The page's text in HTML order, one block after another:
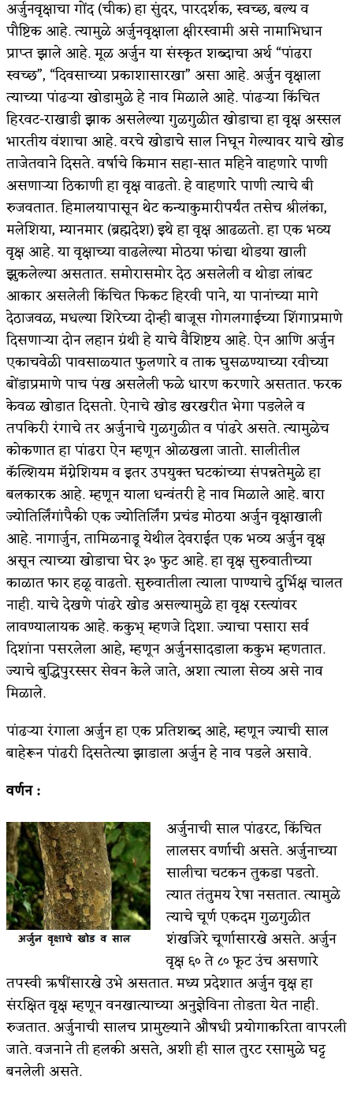
अर्जुनवृक्षाचा गोंद (चीक) हा सुंदर, पारदर्शक, स्वच्छ, बल्य व
पौष्टिक आहे. त्यामुळे अर्जुनवृक्षाला क्षीरस्वामी असे नामाभिधान
प्राप्त झाले आहे. मूळ अर्जुन या संस्कृत शब्दाचा अर्थ “पांढरा
स्वच्छ”, “दिवसाच्या प्रकाशासारखा” असा आहे. अर्जुन वृक्षाला
त्याच्या पांढऱ्या खोडामुळे हे नाव मिळाले आहे. पांढऱ्या किंचित
हिरवट-राखाडी झाक असलेल्या गुळगुळीत खोडाचा हा वृक्ष अस्सल
भारतीय वंशाचा आहे. वरचे खोडाचे साल निघून गेल्यावर याचे खोड
ताजेतवाने दिसते. वर्षाचे किमान सहा-सात महिने वाहणारे पाणी
असणाऱ्या ठिकाणी हा वृक्ष वाढतो. हे वाहणारे पाणी त्याचे बी
रुजवतात. हिमालयापासून थेट कन्याकुमारीपर्यंत तसेच श्रीलंका,
मलेशिया, म्यानमार (ब्रह्मदेश) इथे हा वृक्ष आढळतो. हा एक भव्य
वृक्ष आहे. या वृक्षाच्या वाढलेल्या मोठया फांद्या थोडया खाली
झुकलेल्या असतात. समोरासमोर देठ असलेली व थोडा लांबट
आकार असलेली किंचित फिकट हिरवी पाने, या पानांच्या मागे
देठाजवळ, मधल्या शिरेच्या दोन्ही बाजूस गोगलगाईच्या शिंगाप्रमाणे
दिसणाऱ्या दोन लहान ग्रंथी हे याचे वैशिष्टय आहे. ऐन आणि अर्जुन
एकाचवेळी पावसाळ्यात फुलणारे व ताक घुसळण्याच्या रवीच्या
बोंडाप्रमाणे पाच पंख असलेली फळे धारण करणारे असतात. फरक
केवळ खोडात दिसतो. ऐनाचे खोड खरखरीत भेगा पडलेले व
तपकिरी रंगाचे तर अर्जुनाचे गुळगुळीत व पांढरे असते. त्यामुळेच
कोकणात हा पांढरा ऐन म्हणून ओळखला जातो. सालीतील
कॅल्शियम मॅग्नेशियम व इतर उपयुक्त घटकांच्या संपन्नतेमुळे हा
बलकारक आहे. म्हणून याला धन्वंतरी हे नाव मिळाले आहे. बारा
ज्योतिर्लिंगांपैकी एक ज्योतिर्लिंग प्रचंड मोठया अर्जुन वृक्षाखाली
आहे. नागार्जुन, तामिळनाडू येथील देवराईत एक भव्य अर्जुन वृक्ष
असून त्याच्या खोडाचा घेर ३० फुट आहे. हा वृक्ष सुरुवातीच्या
काळात फार हळू वाढतो. सुरुवातीला त्याला पाण्याचे दुर्भिक्ष चालत
नाही. याचे देखणे पांढरे खोड असल्यामुळे हा वृक्ष रस्त्यांवर
लावण्यालायक आहे. ककुभ्‌ म्हणजे दिशा. ज्याचा पसारा सर्व
दिशांना पसरलेला आहे, म्हणून अर्जुनसादडाला ककुभ म्हणतात.
ज्याचे बुद्धिपुरस्सर सेवन केले जाते, अशा त्याला सेव्य असे नाव
मिळाले.
पांढऱ्या रंगाला अर्जुन हा एक प्रतिशब्द आहे, म्हणून ज्याची साल
बाहेरून पांढरी दिसतेत्या झाडाला अर्जुन हे नाव पडले असावे.
वर्णन :
अर्जुनाची साल पांढरट, किंचित
लालसर वर्णाची असते. अर्जुनाच्या
सालीचा चटकन तुकडा पडतो.
त्यात तंतुमय रेषा नसतात. त्यामुळे
त्याचे चूर्ण एकदम गुळगुळीत
शंखजिरे चूर्णासारखे असते. अर्जुन
वृक्ष ६० ते ८० फूट उंच असणारे
तपस्वी ऋषींसारखे उभे असतात. मध्य प्रदेशात अर्जुन वृक्ष हा
संरक्षित वृक्ष म्हणून वनखात्याच्या अनुज्ञेविना तोडता येत नाही.
रुजतात. अर्जुनाची सालच प्रामुख्याने औषधी प्रयोगाकरिता वापरली
जाते. वजनाने ती हलकी असते, अशी ही साल तुरट रसामुळे घट्ट
बनलेली असते.